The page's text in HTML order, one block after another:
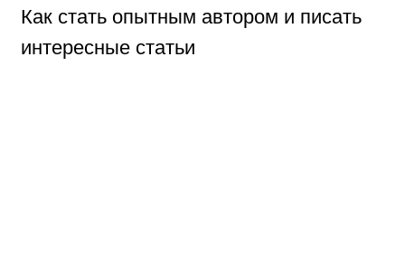
Как стать опытным автором и писать
интересные статьи